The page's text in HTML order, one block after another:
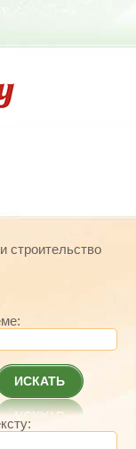
строительство
ИСКАТЬ